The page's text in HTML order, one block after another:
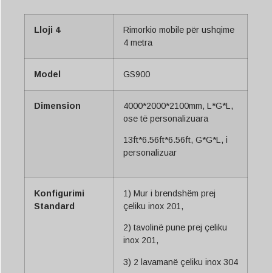
Lloji 4
Rimorkio mobile për ushqime
4 metra
Model GS900
Dimension
4000*2000*2100mm, L*G*L,
ose të personalizuara
13ft*6.56ft*6.56ft, G*G*L, i
personalizuar
Konfigurimi
Standard
1) Mur i brendshëm prej
çeliku inox 201,
2) tavolinë pune prej çeliku
inox 201,
3) 2 lavamanë çeliku inox 304